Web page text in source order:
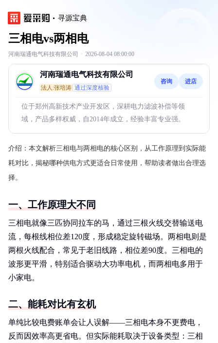
寻源宝典
三相电vs两相电
河南瑞通电气科技有限公司 · 2026-08-04 08:00:00
河南瑞通电气科技有限公司
法人:张培涛 通过深度核验
咨询 进店
位于郑州高新技术产业开发区，深耕电力滤波补偿等领
域，产品多样权威，自2014年成立，经验丰富专业强。
介绍： 本文解析三相电与两相电的核心区别，从工作原理到实际能
耗对比，揭秘哪种供电方式更适合日常使用，帮助读者做出合理选
择。
一、工作原理大不同
三相电就像三匹协同拉车的马，通过三根火线交替输送电
流，每根线相位差120度，形成稳定旋转磁场。两相电则是
两根火线配合，常见于老旧线路，相位差90度。三相电的
波形更平滑，特别适合驱动大功率电机，而两相电多用于
小家电。
二、能耗对比有玄机
单纯比较电费账单会让人误解——三相电本身不更费电，
反而因效率高更省电。但实际能耗取决于设备类型：三相